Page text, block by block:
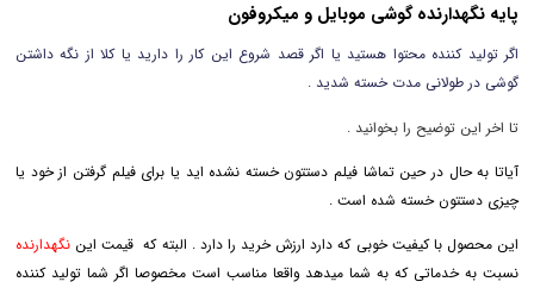
پایه نگهدارنده گوشی موبایل و میکروفون
اگر تولید کننده محتوا هستید یا اگر قصد شروع این کار را دارید یا کلا از نگه داشتن
گوشی در طولانی مدت خسته شدید .
تا اخر این توضیح را بخوانید .
آیاتا به حال در حین تماشا فیلم دستتون خسته نشده اید یا برای فیلم گرفتن از خود یا
چیزی دستتون خسته شده است .
این محصول با کیفیت خوبی که دارد ارزش خرید را دارد . البته که قیمت این نگهدارنده
نسبت به خدماتی که به شما میدهد واقعا مناسب است مخصوصا اگر شما تولید کننده